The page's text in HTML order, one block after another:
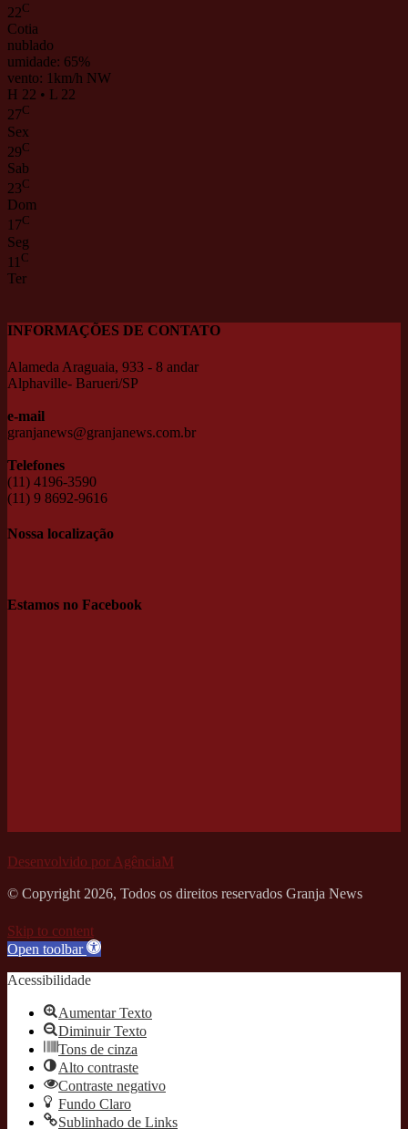
22C
Cotia
nublado
umidade: 65%
vento: 1km/h NW
H 22 • L 22
27C
Sex
29C
Sab
23C
Dom
17C
Seg
11 C
Ter
INFORMAÇÕES DE CONTATO
Alameda Araguaia, 933 - 8 andar
Alphaville- Barueri/SP
e-mail
granjanews@granjanews.com.br
Telefones
(11) 4196-3590
(11) 9 8692-9616
Nossa localização
Estamos no Facebook
Desenvolvido por AgênciaM
© Copyright 2026, Todos os direitos reservados Granja News
Skip to content
Open toolbar
Acessibilidade
Aumentar Texto
Diminuir Texto
Tons de cinza
Alto contraste
Contraste negativo
Fundo Claro
Sublinhado de Links